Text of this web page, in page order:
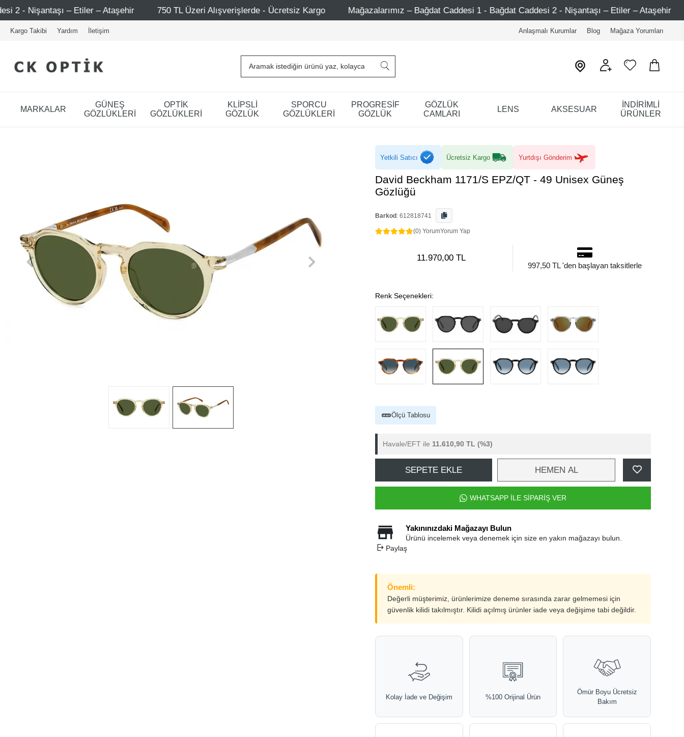
750 TL Üzeri Alışverişlerde - Ücretsiz Kargo Mağazalarımız – Bağdat Caddesi 1 - Bağdat Caddesi 2 - Nişantaşı – Etiler – Ataşehir Şimdi Üye ol ! 5000 TL
Kargo Takibi Yardım İletişim Anlaşmalı Kurumlar Blog Mağaza Yorumları
MARKALAR
GÜNEŞ
GÖZLÜKLERİ
OPTİK
GÖZLÜKLERİ
KLİPSLİ
GÖZLÜK
SPORCU
GÖZLÜKLERİ
PROGRESİF
GÖZLÜK
GÖZLÜK
CAMLARI
LENS AKSESUAR
İNDİRİMLİ
ÜRÜNLER
Yetkili Satıcı Ücretsiz Kargo Yurtdışı Gönderim
David Beckham 1171/S EPZ/QT - 49 Unisex Güneş
Gözlüğü
Barkod : 612818741
(0) YorumYorum Yap
11.970,00 TL
997,50 TL 'den başlayan taksitlerle
Renk Seçenekleri:
Ölçü Tablosu
Havale/EFT ile 11.610,90 TL (%3)
SEPETE EKLE HEMEN AL
WHATSAPP İLE SİPARİŞ VER
Yakınınızdaki Mağazayı Bulun
Ürünü incelemek veya denemek için size en yakın mağazayı bulun.
Paylaş
Önemli:
Değerli müşterimiz, ürünlerimize deneme sırasında zarar gelmemesi için
güvenlik kilidi takılmıştır. Kilidi açılmış ürünler iade veya değişime tabi değildir.
Kolay İade ve Değişim %100 Orijinal Ürün
Ömür Boyu Ücretsiz
Bakım